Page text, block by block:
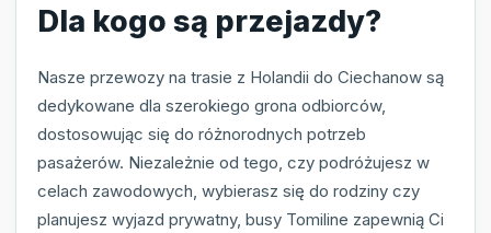
Dla kogo są przejazdy?
Nasze przewozy na trasie z Holandii do Ciechanow są
dedykowane dla szerokiego grona odbiorców,
dostosowując się do różnorodnych potrzeb
pasażerów. Niezależnie od tego, czy podróżujesz w
celach zawodowych, wybierasz się do rodziny czy
planujesz wyjazd prywatny, busy Tomiline zapewnią Ci